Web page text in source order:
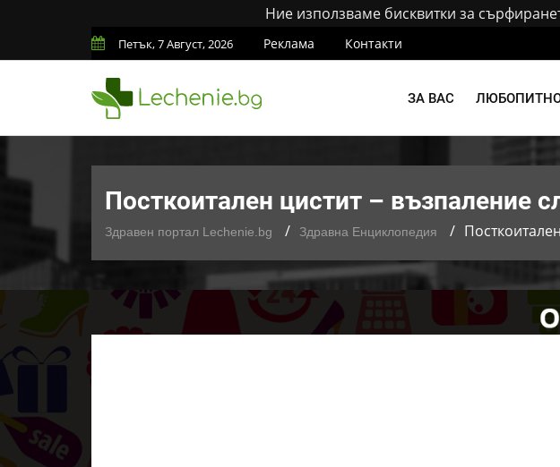
Ние използваме бисквитки за
Петък, 7 Август, 2026 Реклама Контакти
ЗА ВАС
Посткоитален цистит – възпаление
Здравен портал Lechenie.bg Здравна Енциклопедия